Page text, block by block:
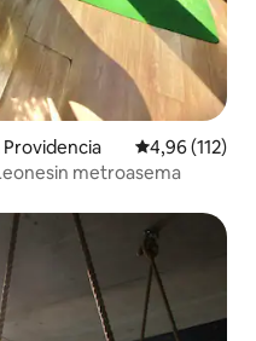
4,96 (112)
metroasema